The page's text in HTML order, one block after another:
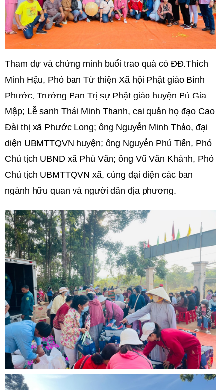
Tham dự và chứng minh buổi trao quà có ĐĐ.Thích
Minh Hậu, Phó ban Từ thiện Xã hội Phật giáo Bình
Phước, Trưởng Ban Trị sự Phật giáo huyện Bù Gia
Mập; Lễ sanh Thái Minh Thanh, cai quản họ đạo Cao
Đài thị xã Phước Long; ông Nguyễn Minh Thảo, đại
diện UBMTTQVN huyện; ông Nguyễn Phú Tiến, Phó
Chủ tịch UBND xã Phú Văn; ông Vũ Văn Khánh, Phó
Chủ tịch UBMTTQVN xã, cùng đại diện các ban
ngành hữu quan và người dân địa phương.